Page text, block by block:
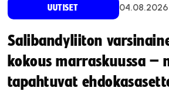
UUTISET 04.08.2026
Salibandyliiton
kokous marraskuussa –
tapahtuvat